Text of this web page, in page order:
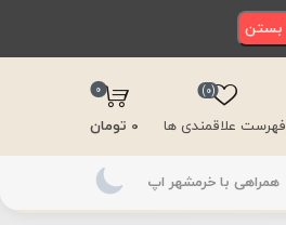
فهرست علاقمندی ها
(0)
0
0 تومان
همراهی با خرمشهر اپ